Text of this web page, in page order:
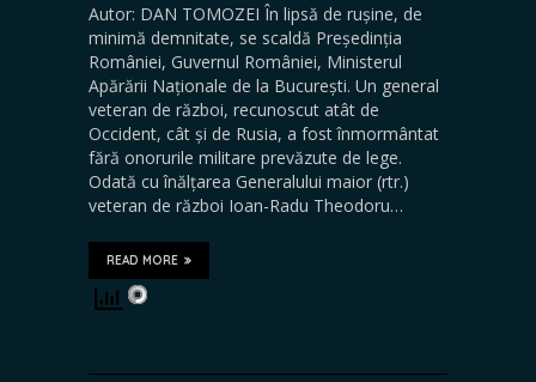
Autor: DAN TOMOZEI În lipsă de rușine, de
minimă demnitate, se scaldă Președinția
României, Guvernul României, Ministerul
Apărării Naționale de la București. Un general
veteran de război, recunoscut atât de
Occident, cât și de Rusia, a fost înmormântat
fără onorurile militare prevăzute de lege.
Odată cu înălțarea Generalului maior (rtr.)
veteran de război Ioan-Radu Theodoru…
READ MORE